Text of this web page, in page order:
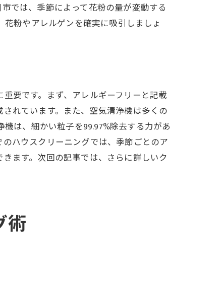
では、季節によって花粉の量が変動する
粉やアレルゲンを確実に吸引しましょ
要です。まず、アレルギーフリーと記載
れています。また、空気清浄機は多くの
は、細かい粒子を99.97%除去する力があ
ハウスクリーニングでは、季節ごとのア
ます。次回の記事では、さらに詳しいク
術